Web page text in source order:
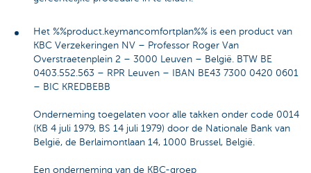
Het %%product.keymancomfortplan%% is een product van
KBC Verzekeringen NV – Professor Roger Van
Overstraetenplein 2 – 3000 Leuven – België. BTW BE
0403.552.563 – RPR Leuven – IBAN BE43 7300 0420 0601
– BIC KREDBEBB
Onderneming toegelaten voor alle takken onder code 0014
(KB 4 juli 1979, BS 14 juli 1979) door de Nationale Bank van
België, de Berlaimontlaan 14, 1000 Brussel, België.
Een onderneming van de KBC-groep